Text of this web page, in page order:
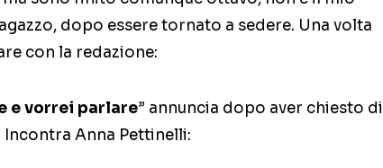
dopo essere tornato a sedere. Una volta
con la redazione:
e vorrei parlare” annuncia dopo aver chiesto di
Anna Pettinelli: